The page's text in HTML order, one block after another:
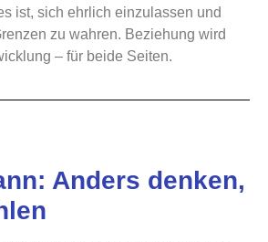
ist, sich ehrlich einzulassen und
zu wahren. Beziehung wird
– für beide Seiten.
Anders denken,